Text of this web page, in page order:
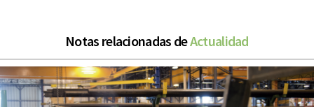
Notas relacionadas deActualidad